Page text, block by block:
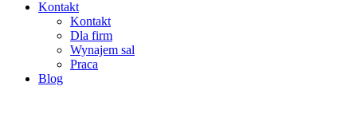
Kontakt
Kontakt
Dla firm
Wynajem sal
Praca
Blog